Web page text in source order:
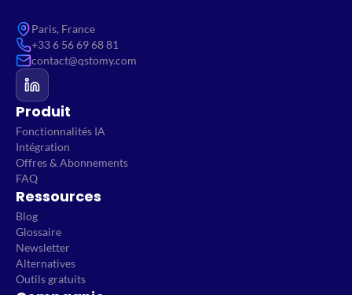
Paris, France
+33 6 56 69 68 81
contact@qstomy.com
Produit
Fonctionnalités IA
Intégration
Offres & Abonnements
FAQ
Ressources
Blog
Glossaire
Newsletter
Alternatives
Outils gratuits